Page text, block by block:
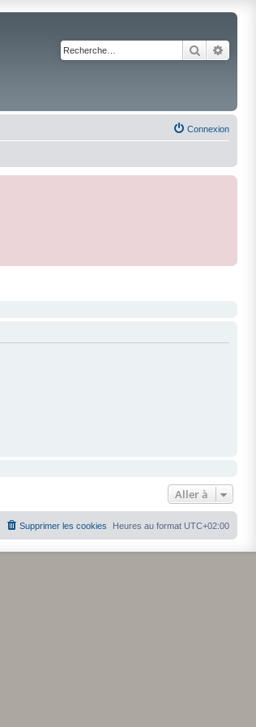
Rechercher
Connexion
Aller à
Heures au format UTC+02:00
Supprimer les cookies